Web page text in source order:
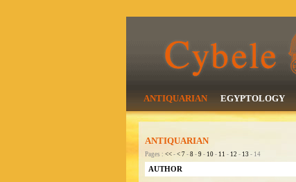
ANTIQUARIAN EGYPTOLOGY
ANTIQUARIAN
Pages : << - < 7 - 8 - 9 - 10 - 11 - 12 - 13 - 14
AUTHOR